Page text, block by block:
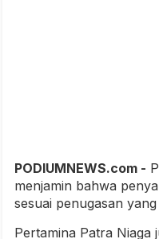
PODIUMNEWS.com -
menjamin bahwa
sesuai penugasan
Pertamina Patra Niaga